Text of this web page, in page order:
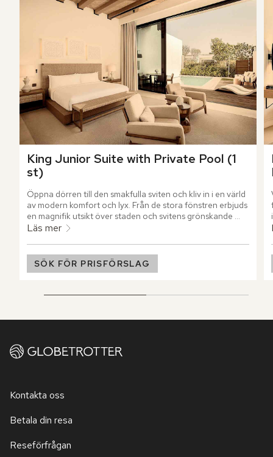
King Junior Suite with Private Pool (1
st)
Öppna dörren till den smakfulla sviten och kliv in i en värld
av modern komfort och lyx. Från de stora fönstren erbjuds
en magnifik utsikt över staden och svitens grönskande
trädgård. Stig ut på terrassen där den privata poolen
och njuta av fridfullheten.
Läs mer
SÖK FÖR PRISFÖRSLAG
Kontakta oss
Betala din resa
Reseförfrågan